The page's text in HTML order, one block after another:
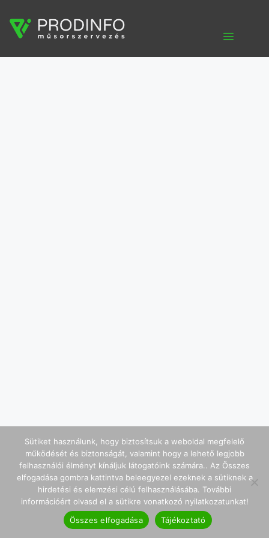
Sütiket használunk, hogy biztosítsuk a weboldal megfelelő
működését és biztonságát, valamint hogy a lehető legjobb
felhasználói élményt kínáljuk látogatóink számára.. Az Összes
elfogadása gombra kattintva beleegyezel ezeknek a sütiknek a
hirdetési és elemzési célú felhasználásába. További
információért olvasd el a sütikre vonatkozó nyilatkozatunkat!
Összes elfogadása
Tájékoztató